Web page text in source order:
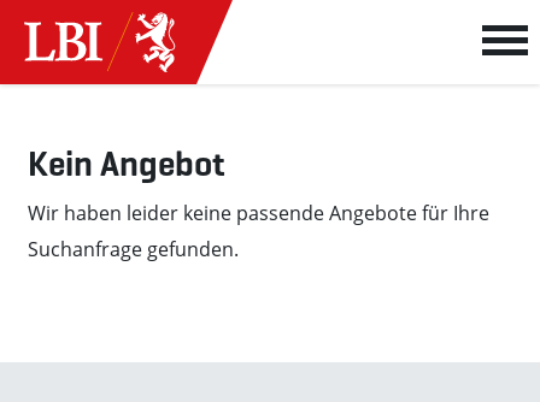
Kein Angebot
Wir haben leider keine passende Angebote für Ihre
Suchanfrage gefunden.